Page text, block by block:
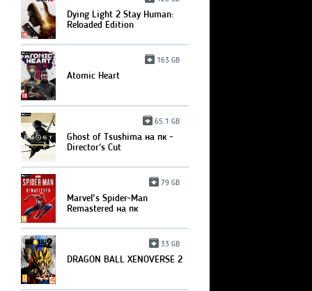
Dying Light 2 Stay Human:
Reloaded Edition
163 GB
Atomic Heart
65.1 GB
Ghost of Tsushima на пк -
Director's Cut
79 GB
Marvel’s Spider-Man
Remastered на пк
33 GB
DRAGON BALL XENOVERSE 2